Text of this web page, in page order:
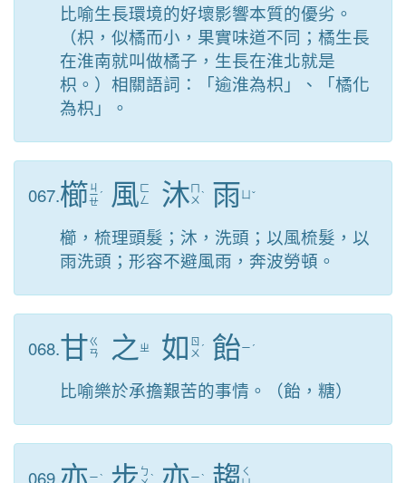
比喻生長環境的好壞影響本質的優劣。
（枳，似橘而小，果實味道不同；橘生長
在淮南就叫做橘子，生長在淮北就是
枳。）相關語詞：「逾淮為枳」、「橘化
為枳」。
067.櫛 ㄐ
ㄧ
ㄝ
ˊ 風 ㄈ
ㄥ
沐 ㄇ
ㄨ ˋ 雨 ˇ
櫛，梳理頭髮；沐，洗頭；以風梳髮，以
雨洗頭；形容不避風雨，奔波勞頓。
068.甘ㄍ
ㄢ
之 ㄓ 如 ㄖ
ㄨ ˊ 飴ㄧ ˊ
比喻樂於承擔艱苦的事情。（飴，糖）
069. ㄧˋ
ㄅ
ˋ ㄧˋ
ㄑ